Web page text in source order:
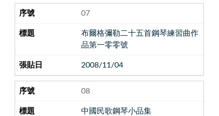
07
布爾格彌勒二十五首鋼琴練習曲作
品第一零零號
2008/11/04
08
中國民歌鋼琴小品集